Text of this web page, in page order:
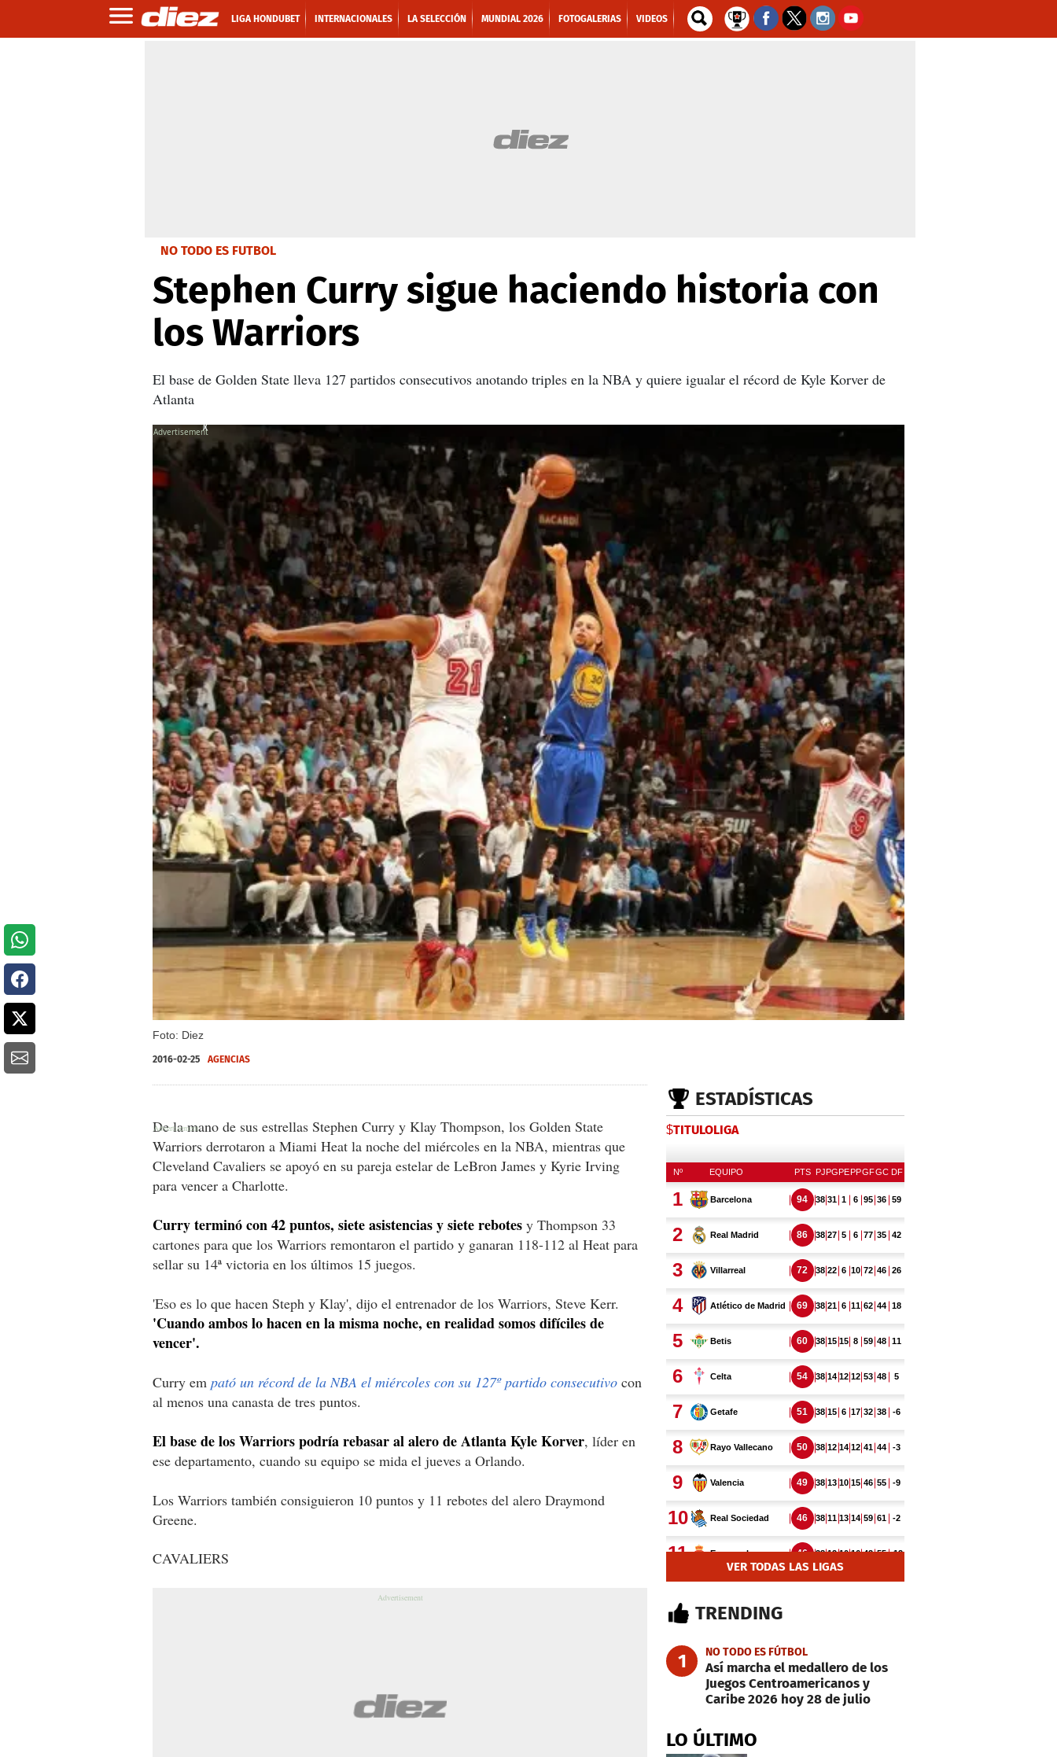
LIGA HONDUBET INTERNACIONALES LA SELECCIÓN MUNDIAL 2026 FOTOGALERIAS VIDEOS
NO TODO ES FUTBOL
Stephen Curry sigue haciendo historia con
los Warriors
El base de Golden State lleva 127 partidos consecutivos anotando triples en la NBA y quiere igualar el récord de Kyle Korver de
Atlanta
Foto: Diez
X
X
2016-02-25 AGENCIAS
De la mano de sus estrellas Stephen Curry y Klay Thompson, los Golden State
Warriors derrotaron a Miami Heat la noche del miércoles en la NBA, mientras que
Cleveland Cavaliers se apoyó en su pareja estelar de LeBron James y Kyrie Irving
para vencer a Charlotte.
Curry terminó con 42 puntos, siete asistencias y siete rebotes y Thompson 33
cartones para que los Warriors remontaron el partido y ganaran 118-112 al Heat para
sellar su 14ª victoria en los últimos 15 juegos.
'Eso es lo que hacen Steph y Klay', dijo el entrenador de los Warriors, Steve Kerr.
'Cuando ambos lo hacen en la misma noche, en realidad somos difíciles de
vencer'.
Curry em pató un récord de la NBA el miércoles con su 127º partido consecutivo con
al menos una canasta de tres puntos.
El base de los Warriors podría rebasar al alero de Atlanta Kyle Korver, líder en
ese departamento, cuando su equipo se mida el jueves a Orlando.
Los Warriors también consiguieron 10 puntos y 11 rebotes del alero Draymond
Greene.
CAVALIERS
ESTADÍSTICAS
$TITULOLIGA
VER TODAS LAS LIGAS
TRENDING
1 NO TODO ES FÚTBOL
Así marcha el medallero de los
Juegos Centroamericanos y
Caribe 2026 hoy 28 de julio
LO ÚLTIMO